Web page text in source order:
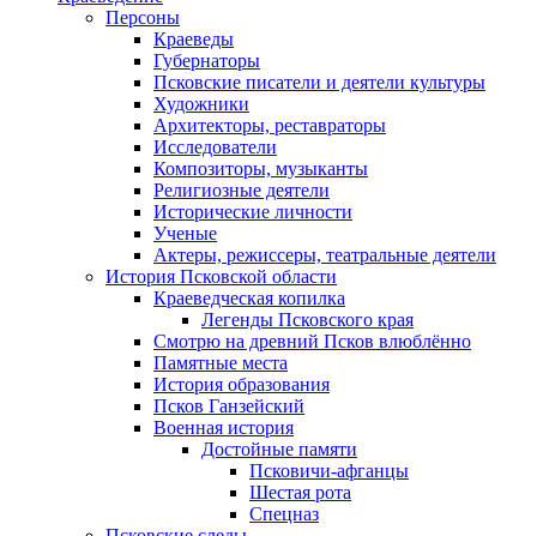
Персоны
Краеведы
Губернаторы
Псковские писатели и деятели культуры
Художники
Архитекторы, реставраторы
Исследователи
Композиторы, музыканты
Религиозные деятели
Исторические личности
Ученые
Актеры, режиссеры, театральные деятели
История Псковской области
Краеведческая копилка
Легенды Псковского края
Смотрю на древний Псков влюблённо
Памятные места
История образования
Псков Ганзейский
Военная история
Достойные памяти
Псковичи-афганцы
Шестая рота
Спецназ